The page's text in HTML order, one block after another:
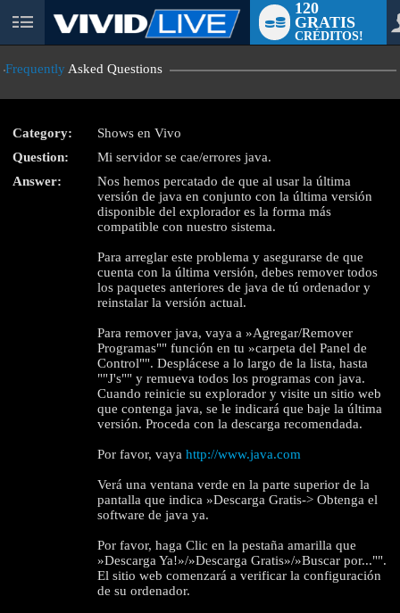
User
120
GRATIS
CRÉDITOS!
Frequently Asked Questions
Category:
Shows en Vivo
Question:
Mi servidor se cae/errores java.
Answer:
Nos hemos percatado de que al usar la última
versión de java en conjunto con la última versión
disponible del explorador es la forma más
compatible con nuestro sistema.
Para arreglar este problema y asegurarse de que
cuenta con la última versión, debes remover todos
los paquetes anteriores de java de tú ordenador y
reinstalar la versión actual.
Para remover java, vaya a »Agregar/Remover
Programas"" función en tu »carpeta del Panel de
Control"". Desplácese a lo largo de la lista, hasta
""J's"" y remueva todos los programas con java.
Cuando reinicie su explorador y visite un sitio web
que contenga java, se le indicará que baje la última
versión. Proceda con la descarga recomendada.
Por favor, vayahttp://www.java.com
Verá una ventana verde en la parte superior de la
pantalla que indica »Descarga Gratis-> Obtenga el
software de java ya.
Por favor, haga Clic en la pestaña amarilla que
»Descarga Ya!»/»Descarga Gratis»/»Buscar por..."".
El sitio web comenzará a verificar la configuración
de su ordenador.
LIMITED TIME OFFER!